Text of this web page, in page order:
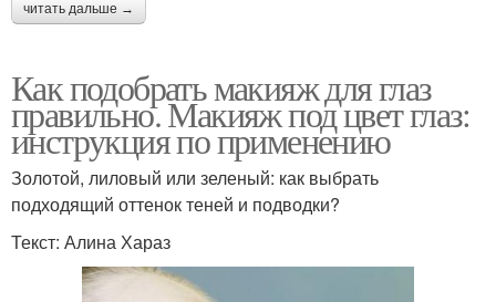
читать дальше →
Как подобрать макияж для глаз
правильно. Макияж под цвет глаз:
инструкция по применению
Золотой, лиловый или зеленый: как выбрать
подходящий оттенок теней и подводки?
Текст: Алина Хараз